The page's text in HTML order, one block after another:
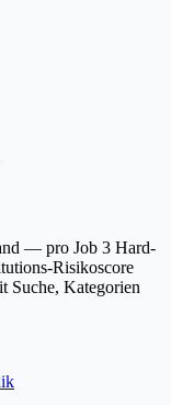
— pro Job 3 Hard-
Risikoscore
Suche, Kategorien